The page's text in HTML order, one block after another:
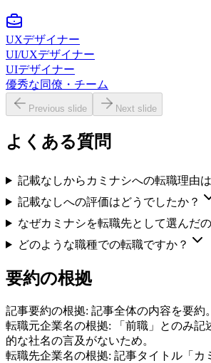
UXデザイナー
UI/UXデザイナー
UIデザイナー
優秀な同僚・チーム
Previous slide Next slide
よくある質問
記載なしからカミナシへの転職理由
記載なしへの評価はどうでしたか？
なぜカミナシを転職先として選んだ
どのような職種での転職ですか？
要約の根拠
記事要約の根拠: 記事全体の内容を要約。
転職元企業名の根拠:
「前職」とのみ
的な社名の言及がないため。
転職先企業名の根拠: 記事タイトル「カ